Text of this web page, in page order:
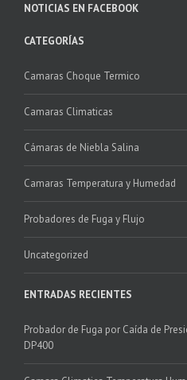
NOTICIAS EN FACEBOOK
CATEGORÍAS
Camaras Choque Termico
Camaras Climaticas
Cámaras de Niebla Salina
Camaras Temperatura y Humedad
Probadores de Fuga y Flujo
Uncategorized
ENTRADAS RECIENTES
Probador de Fuga por Caída de
DP400